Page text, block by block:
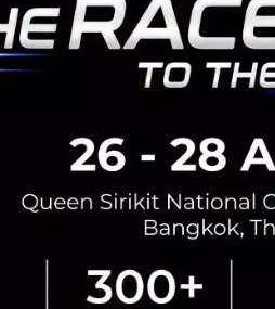
ำหรับผู้ถือหุ้นของธนาค
ะเป็นผลดีต่อเศรษฐกิจ
เงินไทยเข้มแข็ง รักษ
ชนที่จะรองรับความไม่
รแพร่ระบาดโควิด 19